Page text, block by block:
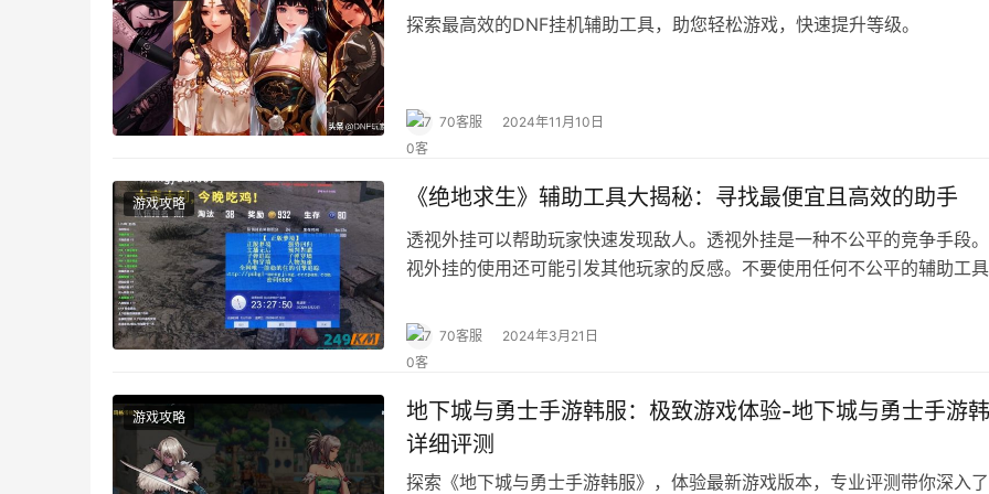
探索最高效的DNF挂机辅助工具，助您轻松游戏，快速提升等级。
70客服 2024年11月10日
游戏攻略 《绝地求生》辅助工具大揭秘：寻找最便宜且高效的助手
透视外挂可以帮助玩家快速发现敌人。透视外挂是一种不公平的竞争手段
视外挂的使用还可能引发其他玩家的反感。不要使用任何不公平的辅助工具
70客服 2024年3月21日
游戏攻略
地下城与勇士手游韩服：极致游戏体验-地下城与勇士手游
详细评测
探索《地下城与勇士手游韩服》，体验最新游戏版本，专业评测带你深入